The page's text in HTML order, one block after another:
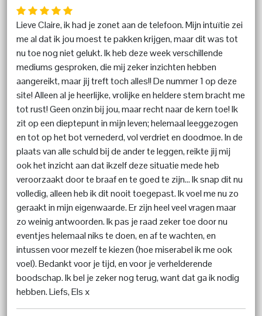
Lieve Claire, ik had je zonet aan de telefoon. Mijn intuïtie zei
me al dat ik jou moest te pakken krijgen, maar dit was tot
nu toe nog niet gelukt. Ik heb deze week verschillende
mediums gesproken, die mij zeker inzichten hebben
aangereikt, maar jij treft toch alles!! De nummer 1 op deze
site! Alleen al je heerlijke, vrolijke en heldere stem bracht me
tot rust! Geen onzin bij jou, maar recht naar de kern toe! Ik
zit op een dieptepunt in mijn leven; helemaal leeggezogen
en tot op het bot vernederd, vol verdriet en doodmoe. In de
plaats van alle schuld bij de ander te leggen, reikte jij mij
ook het inzicht aan dat ikzelf deze situatie mede heb
veroorzaakt door te braaf en te goed te zijn... Ik snap dit nu
volledig, alleen heb ik dit nooit toegepast. Ik voel me nu zo
geraakt in mijn eigenwaarde. Er zijn heel veel vragen maar
zo weinig antwoorden. Ik pas je raad zeker toe door nu
eventjes helemaal niks te doen, en af te wachten, en
intussen voor mezelf te kiezen (hoe miserabel ik me ook
voel). Bedankt voor je tijd, en voor je verhelderende
boodschap. Ik bel je zeker nog terug, want dat ga ik nodig
hebben. Liefs, Els x